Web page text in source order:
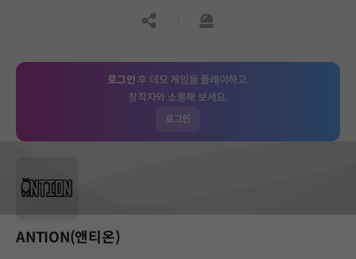
공유하기신고하기
로그인 후 데모 게임을 플레이하고,
창작자와 소통해 보세요.
로그인
ANTION(앤티온)